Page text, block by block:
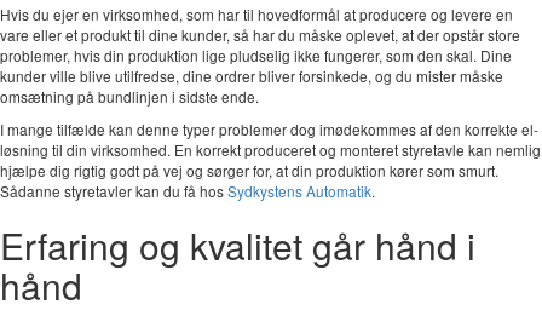
Hvis du ejer en virksomhed, som har til hovedformål at producere og levere en
vare eller et produkt til dine kunder, så har du måske oplevet, at der opstår store
problemer, hvis din produktion lige pludselig ikke fungerer, som den skal. Dine
kunder ville blive utilfredse, dine ordrer bliver forsinkede, og du mister måske
omsætning på bundlinjen i sidste ende.
I mange tilfælde kan denne typer problemer dog imødekommes af den korrekte el-
løsning til din virksomhed. En korrekt produceret og monteret styretavle kan nemlig
hjælpe dig rigtig godt på vej og sørger for, at din produktion kører som smurt.
Sådanne styretavler kan du få hosSydkystens Automatik.
Erfaring og kvalitet går hånd i
hånd